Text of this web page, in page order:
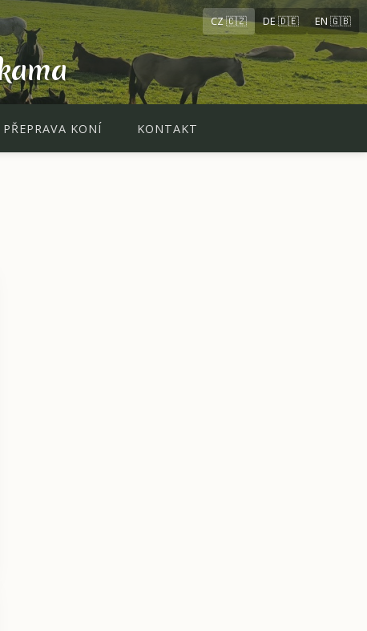
CZ 🇨🇿 DE 🇩🇪 EN 🇬🇧
PŘEPRAVA KONÍ KONTAKT